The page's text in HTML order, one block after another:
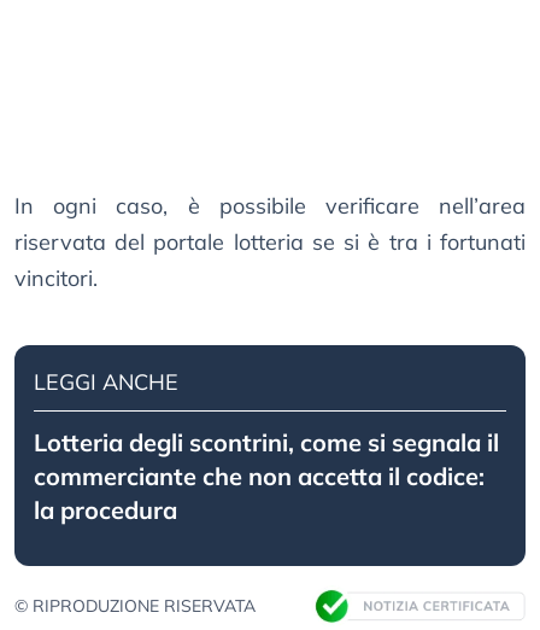
In ogni caso, è possibile verificare nell’area
riservata del portale lotteria se si è tra i fortunati
vincitori.
LEGGI ANCHE
Lotteria degli scontrini, come si segnala il
commerciante che non accetta il codice:
la procedura
© RIPRODUZIONE RISERVATA